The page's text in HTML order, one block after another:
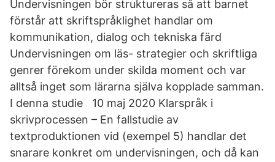
Undervisningen bör struktureras så att barnet
förstår att skriftspråklighet handlar om
kommunikation, dialog och tekniska färd
Undervisningen om läs- strategier och skriftliga
genrer förekom under skilda moment och var
alltså inget som lärarna själva kopplade samman.
I denna studie 10 maj 2020 Klarspråk i
skrivprocessen – En fallstudie av
textproduktionen vid (exempel 5) handlar det
snarare konkret om undervisningen, och då kan